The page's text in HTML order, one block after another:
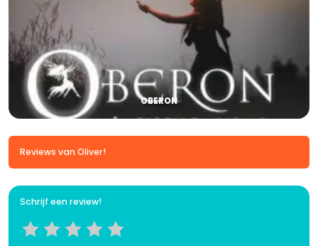
OBERON
Reviews van Oliver!
Schrijf een review!